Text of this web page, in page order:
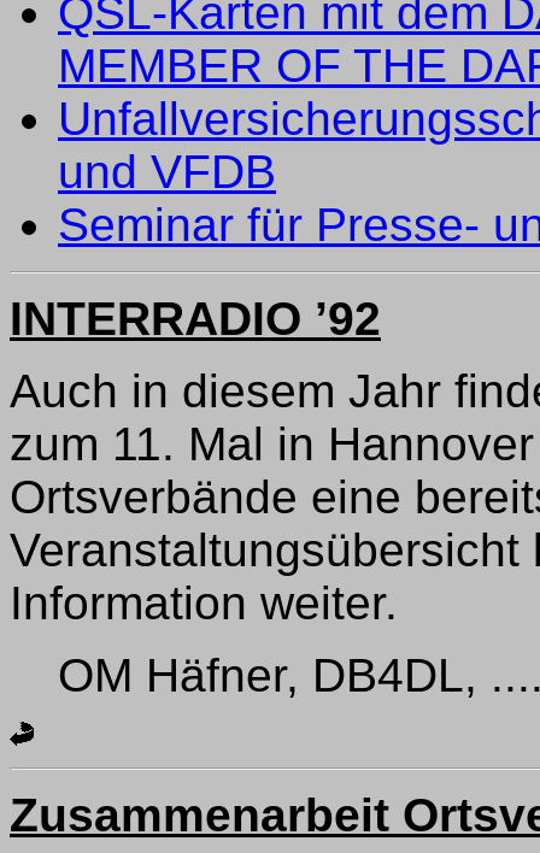
QSL-Karten mit dem
MEMBER OF THE
und VFDB
Seminar für Presse-
INTERRADIO ’92
Auch in diesem Jahr
zum 11. Mal in
Ortsverbände eine
Information weiter.
OM Häfner, DB4DL,
Zusammenarbeit